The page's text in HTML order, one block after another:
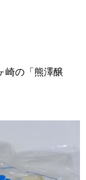
崎の「熊澤醸